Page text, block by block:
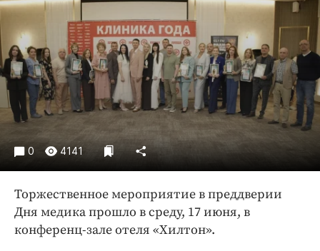
Криминал
Культура
Недвижимость и ЖКХ
Образование
Общество
Погода
Праздники
Происшествия
Экономика и бизнес
ПРОЕКТЫ
0 4141
Торжественное мероприятие в преддверии
Дня медика прошло в среду, 17 июня, в
конференц-зале отеля «Хилтон».